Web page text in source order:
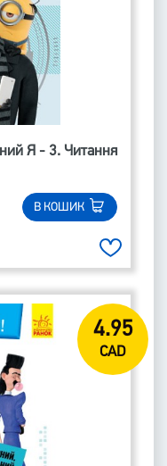
Я - 3. Читання
В КОШИК
4.95
CAD